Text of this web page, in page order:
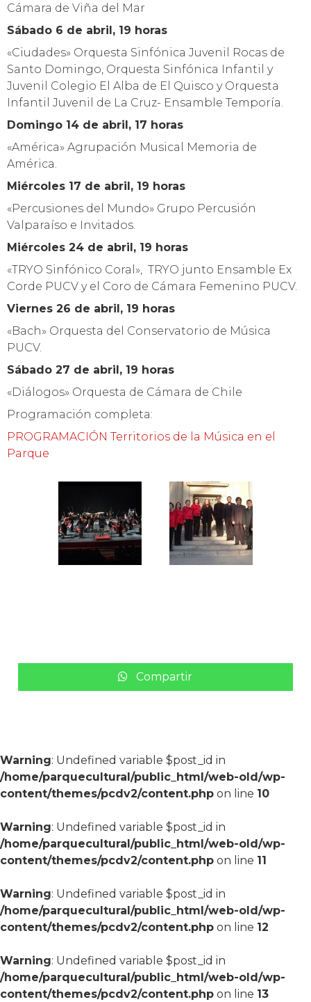
Cámara de Viña del Mar
Sábado 6 de abril, 19 horas
«Ciudades» Orquesta Sinfónica Juvenil Rocas de
Santo Domingo, Orquesta Sinfónica Infantil y
Juvenil Colegio El Alba de El Quisco y Orquesta
Infantil Juvenil de La Cruz- Ensamble Temporía.
Domingo 14 de abril, 17 horas
«América» Agrupación Musical Memoria de
América.
Miércoles 17 de abril, 19 horas
«Percusiones del Mundo» Grupo Percusión
Valparaíso e Invitados.
Miércoles 24 de abril, 19 horas
«TRYO Sinfónico Coral», TRYO junto Ensamble Ex
Corde PUCV y el Coro de Cámara Femenino PUCV.
Viernes 26 de abril, 19 horas
«Bach» Orquesta del Conservatorio de Música
PUCV.
Sábado 27 de abril, 19 horas
«Diálogos» Orquesta de Cámara de Chile
Programación completa:
PROGRAMACIÓN Territorios de la Música en el
Parque
Compartir
Warning: Undefined variable $post_id in
/home/parquecultural/public_html/web-old/wp-
content/themes/pcdv2/content.php on line 10
Warning: Undefined variable $post_id in
/home/parquecultural/public_html/web-old/wp-
content/themes/pcdv2/content.php on line 11
Warning: Undefined variable $post_id in
/home/parquecultural/public_html/web-old/wp-
content/themes/pcdv2/content.php on line 12
Warning: Undefined variable $post_id in
/home/parquecultural/public_html/web-old/wp-
content/themes/pcdv2/content.php on line 13